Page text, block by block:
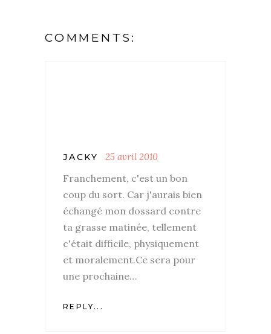
COMMENTS:
JACKY 25 avril 2010
Franchement, c'est un bon
coup du sort. Car j'aurais bien
échangé mon dossard contre
ta grasse matinée, tellement
c'était difficile, physiquement
et moralement.Ce sera pour
une prochaine…
REPLY...